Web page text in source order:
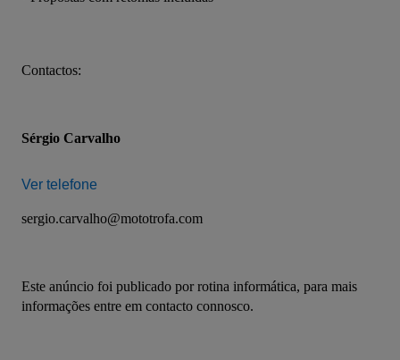
Contactos:
Sérgio Carvalho
Ver telefone
sergio.carvalho@mototrofa.com
Este anúncio foi publicado por rotina informática, para mais
informações entre em contacto connosco.